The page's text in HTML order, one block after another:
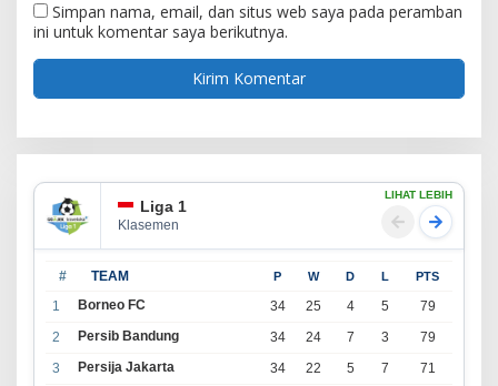
Simpan nama, email, dan situs web saya pada peramban
ini untuk komentar saya berikutnya.
Liga 1
Klasemen
LIHAT LEBIH
# TEAM P W D L PTS
1 Borneo FC 34 25 4 5
79
2
Persib Bandung 34 24 7 3
79
3
Persija Jakarta 34 22 5 7
71